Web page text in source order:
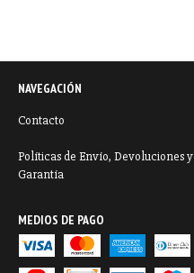
NAVEGACIÓN
Contacto
Políticas de Envío, Devoluciones y
Garantía
MEDIOS DE PAGO